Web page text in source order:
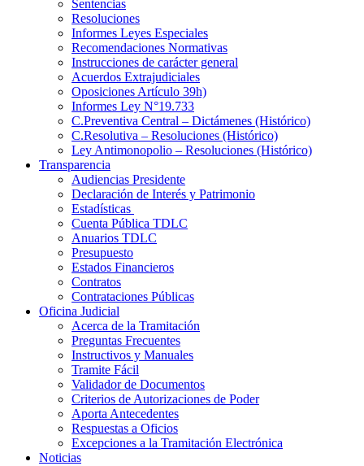
Sentencias
Resoluciones
Informes Leyes Especiales
Recomendaciones Normativas
Instrucciones de carácter general
Acuerdos Extrajudiciales
Oposiciones Artículo 39h)
Informes Ley N°19.733
C.Preventiva Central – Dictámenes (Histórico)
C.Resolutiva – Resoluciones (Histórico)
Ley Antimonopolio – Resoluciones (Histórico)
Transparencia
Audiencias Presidente
Declaración de Interés y Patrimonio
Estadísticas
Cuenta Pública TDLC
Anuarios TDLC
Presupuesto
Estados Financieros
Contratos
Contrataciones Públicas
Oficina Judicial
Acerca de la Tramitación
Preguntas Frecuentes
Instructivos y Manuales
Tramite Fácil
Validador de Documentos
Criterios de Autorizaciones de Poder
Aporta Antecedentes
Respuestas a Oficios
Excepciones a la Tramitación Electrónica
Noticias